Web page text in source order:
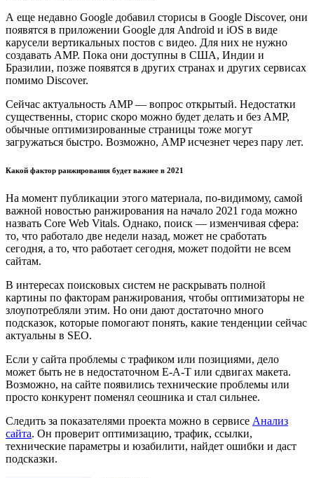
А еще недавно Google добавил сторисы в Google Discover, они
появятся в приложении Google для Android и iOS в виде
карусели вертикальных постов с видео. Для них не нужно
создавать AMP. Пока они доступны в США, Индии и
Бразилии, позже появятся в других странах и других сервисах
помимо Discover.
Сейчас актуальность AMP — вопрос открытый. Недостатки
существенны, сторис скоро можно будет делать и без AMP,
обычные оптимизированные страницы тоже могут
загружаться быстро. Возможно, AMP исчезнет через пару лет.
Какой фактор ранжирования будет важнее в 2021
На момент публикации этого материала, по-видимому, самой
важной новостью ранжирования на начало 2021 года можно
назвать Core Web Vitals. Однако, поиск — изменчивая сфера:
то, что работало две недели назад, может не сработать
сегодня, а то, что работает сегодня, может подойти не всем
сайтам.
В интересах поисковых систем не раскрывать полной
картины по факторам ранжирования, чтобы оптимизаторы не
злоупотребляли этим. Но они дают достаточно много
подсказок, которые помогают понять, какие тенденции сейчас
актуальны в SEO.
Если у сайта проблемы с трафиком или позициями, дело
может быть не в недостаточном E-A-T или сдвигах макета.
Возможно, на сайте появились технические проблемы или
просто конкурент поменял сеошника и стал сильнее.
Следить за показателями проекта можно в сервисе Анализ
сайта. Он проверит оптимизацию, трафик, ссылки,
технические параметры и юзабилити, найдет ошибки и даст
подсказки.